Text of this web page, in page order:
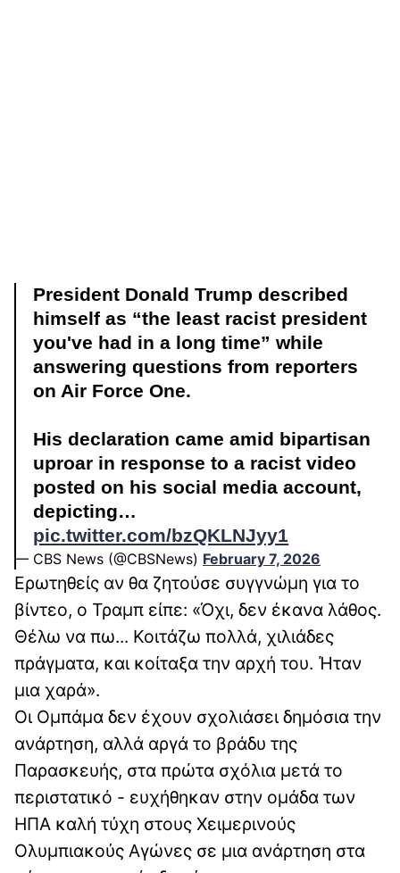
President Donald Trump described
himself as “the least racist president
you've had in a long time” while
answering questions from reporters
on Air Force One.
His declaration came amid bipartisan
uproar in response to a racist video
posted on his social media account,
depicting…
pic.twitter.com/bzQKLNJyy1
— CBS News (@CBSNews) February 7, 2026
Ερωτηθείς αν θα ζητούσε συγγνώμη για το
βίντεο, ο Τραμπ είπε: «Όχι, δεν έκανα λάθος.
Θέλω να πω... Κοιτάζω πολλά, χιλιάδες
πράγματα, και κοίταξα την αρχή του. Ήταν
μια χαρά».
Οι Ομπάμα δεν έχουν σχολιάσει δημόσια την
ανάρτηση, αλλά αργά το βράδυ της
Παρασκευής, στα πρώτα σχόλια μετά το
περιστατικό - ευχήθηκαν στην ομάδα των
ΗΠΑ καλή τύχη στους Χειμερινούς
Ολυμπιακούς Αγώνες σε μια ανάρτηση στα